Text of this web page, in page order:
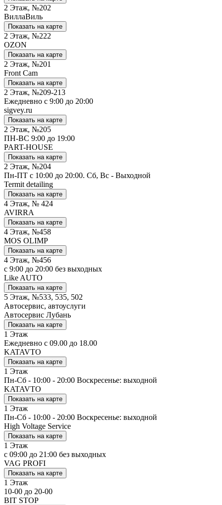
2 Этаж, №202
ВиллаВиль
Показать на карте
2 Этаж, №222
OZON
Показать на карте
2 Этаж, №201
Front Cam
Показать на карте
2 Этаж, №209-213
Ежедневно с 9:00 до 20:00
sigvey.ru
Показать на карте
2 Этаж, №205
ПН-ВС 9:00 до 19:00
PART-HOUSE
Показать на карте
2 Этаж, №204
Пн-ПТ с 10:00 до 20:00. Сб, Вс - Выходной
Termit detailing
Показать на карте
4 Этаж, № 424
AVIRRA
Показать на карте
4 Этаж, №458
MOS OLIMP
Показать на карте
4 Этаж, №456
с 9:00 до 20:00 без выходных
Like AUTO
Показать на карте
5 Этаж, №533, 535, 502
Автосервис, автоуслуги
Автосервис Лубань
Показать на карте
1 Этаж
Ежедневно с 09.00 до 18.00
KATAVTO
Показать на карте
1 Этаж
Пн-Сб - 10:00 - 20:00 Воскресенье: выходной
KATAVTO
Показать на карте
1 Этаж
Пн-Сб - 10:00 - 20:00 Воскресенье: выходной
High Voltage Service
Показать на карте
1 Этаж
c 09:00 до 21:00 без выходных
VAG PROFI
Показать на карте
1 Этаж
10-00 до 20-00
BIT STOP